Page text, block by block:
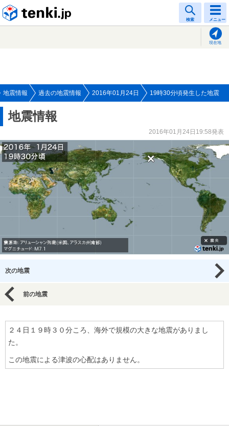
検索 メニュー
現在地
地震情報 過去の地震情報 2016年01月24日 19時30分頃発生した地震
地震情報
2016年01月24日19:58発表
次の地震
前の地震
２４日１９時３０分ころ、海外で規模の大きな地震がありまし
た。
この地震による津波の心配はありません。